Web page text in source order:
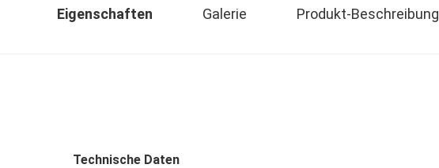
Eigenschaften Galerie Produkt-Beschreibung
Technische Daten